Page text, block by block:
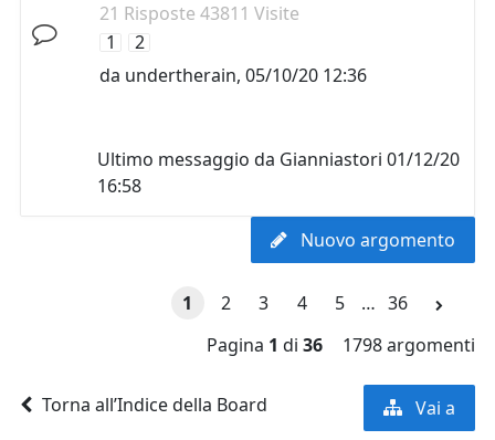
21 Risposte 43811 Visite
1
2
da undertherain, 05/10/20 12:36
Ultimo messaggio da Gianniastori 01/12/20
16:58
Nuovo argomento
1 2 3 4 5 … 36
Pagina 1 di 36 1798 argomenti
Torna all’Indice della Board Vai a